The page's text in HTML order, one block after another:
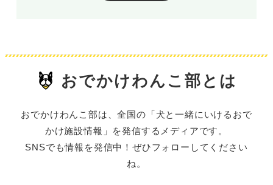
おでかけわんこ部とは
おでかけわんこ部は、全国の「犬と一緒にいけるおで
かけ施設情報」を発信するメディアです。
SNSでも情報を発信中！ぜひフォローしてください
ね。